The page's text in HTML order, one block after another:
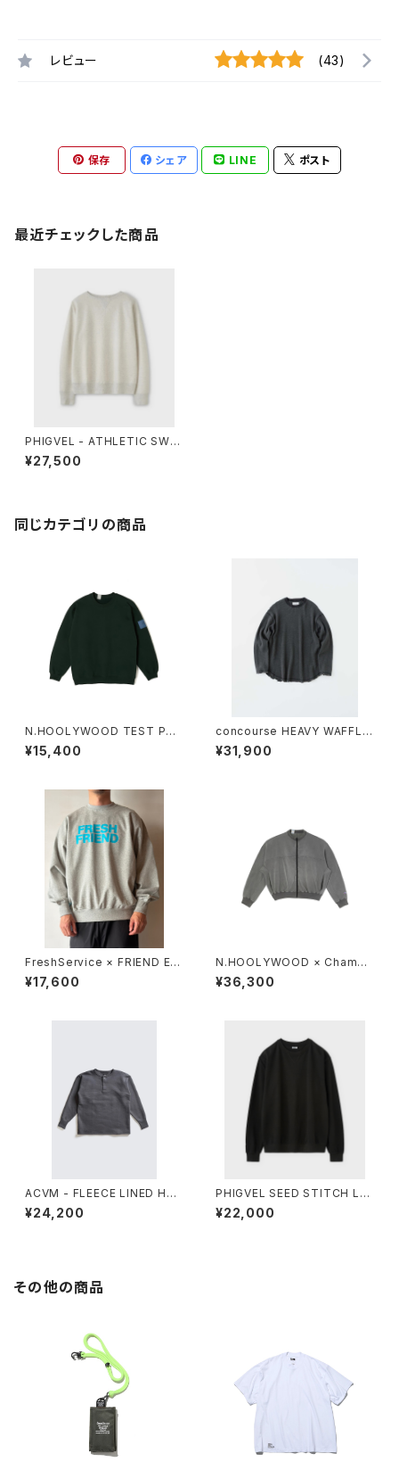
レビュー (43)
保存 シェア LINE ポスト
最近チェックした商品
PHIGVEL - ATHLETIC SWE
AT
¥27,500
同じカテゴリの商品
N.HOOLYWOOD TEST PRO
DUCT EXCHANGE SERVICE
- CREWNECK SWEARTSHIR
¥15,400
concourse HEAVY WAFFLE
L/S TEE
¥31,900
FreshService × FRIEND EDI
TIONS FRIEND EDITIONS L
IGHT OZ CREW NECK SWE
¥17,600
N.HOOLYWOOD × Champi
on / REVERSIBLE CARDIGA
N
¥36,300
ACVM - FLEECE LINED HEN
lLEY-NECK SWEATSHIRT
¥24,200
PHIGVEL SEED STITCH LS
TOP
¥22,000
その他の商品